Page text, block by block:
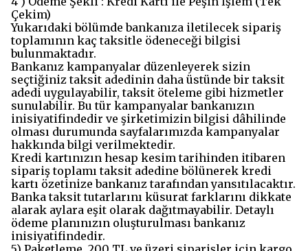
Çekim)
Yukarıdaki bölümde bankanıza iletilecek sipariş
toplamının kaç taksitle ödeneceği bilgisi
bulunmaktadır.
Bankanız kampanyalar düzenleyerek sizin
seçtiğiniz taksit adedinin daha üstünde bir taksit
adedi uygulayabilir, taksit öteleme gibi hizmetler
sunulabilir. Bu tür kampanyalar bankanızın
inisiyatifindedir ve şirketimizin bilgisi dâhilinde
olması durumunda sayfalarımızda kampanyalar
hakkında bilgi verilmektedir.
Kredi kartınızın hesap kesim tarihinden itibaren
sipariş toplamı taksit adedine bölünerek kredi
kartı özetinize bankanız tarafından yansıtılacaktır.
Banka taksit tutarlarını küsurat farklarını dikkate
alarak aylara eşit olarak dağıtmayabilir. Detaylı
ödeme planınızın oluşturulması bankanız
inisiyatifindedir.